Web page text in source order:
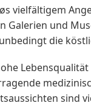
vielfältigem
und
die
sind